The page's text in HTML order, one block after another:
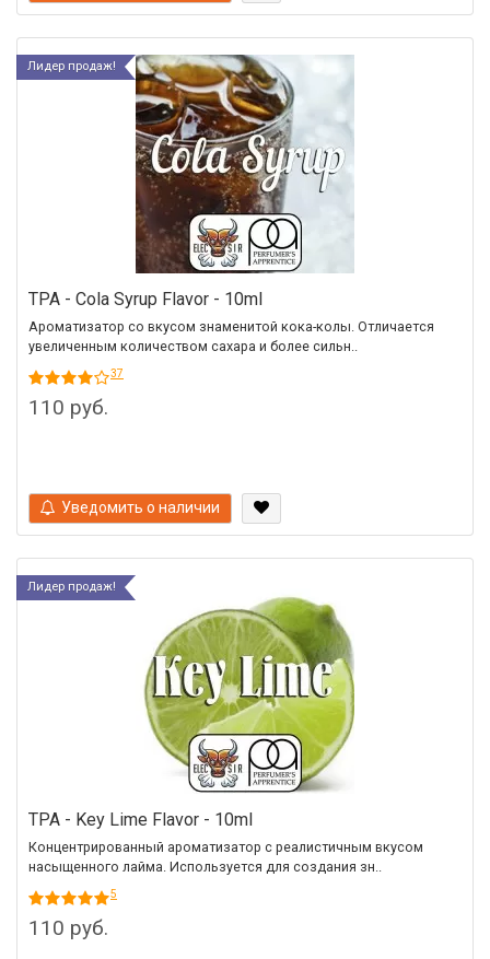
Лидер продаж!
TPA - Cola Syrup Flavor - 10ml
Ароматизатор со вкусом знаменитой кока-колы. Отличается
увеличенным количеством сахара и более сильн..
37
110 руб.
Уведомить о наличии
Лидер продаж!
TPA - Key Lime Flavor - 10ml
Концентрированный ароматизатор с реалистичным вкусом
насыщенного лайма. Используется для создания зн..
5
110 руб.